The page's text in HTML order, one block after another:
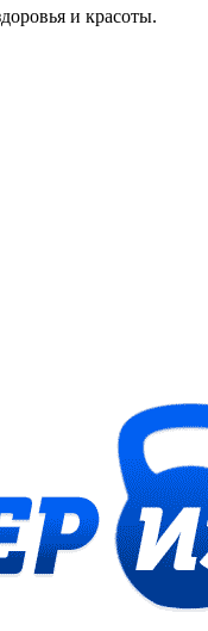
и красоты.